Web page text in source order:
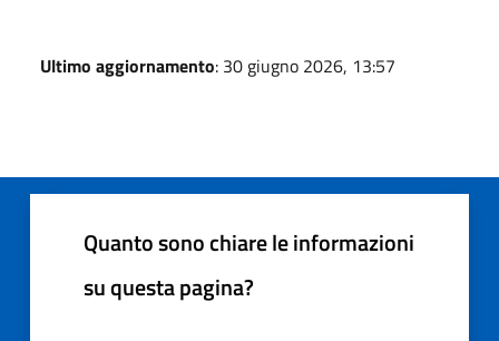
Ultimo aggiornamento: 30 giugno 2026, 13:57
Quanto sono chiare le informazioni
su questa pagina?